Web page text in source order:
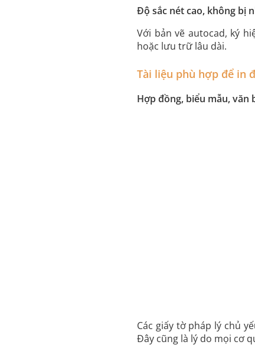
Độ sắc nét cao, không bị
Với bản vẽ autocad, ký
hoặc lưu trữ lâu dài.
Tài liệu phù hợp để in
Hợp đồng, biểu mẫu, văn
Các giấy tờ pháp lý chủ
Đây cũng là lý do mọi cơ